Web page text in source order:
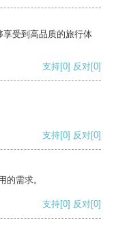
受到高品质的旅行体
支持[0] 反对[0]
支持[0] 反对[0]
的需求。
支持[0] 反对[0]